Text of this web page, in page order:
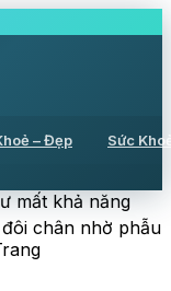
– Đẹp Sức
mất khả năng
chân nhờ phẫu